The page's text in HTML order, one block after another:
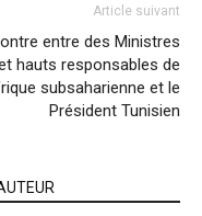
Article suivant
entre des Ministres
hauts responsables de
subsaharienne et le
Président Tunisien